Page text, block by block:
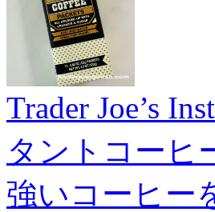
Trader Joe’s
タントコーヒ
強いコーヒー